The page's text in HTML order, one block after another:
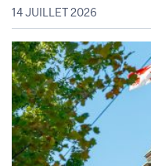
14 JUILLET 2026